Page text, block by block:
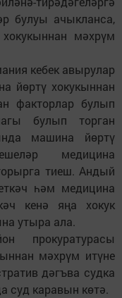
булуы ачыкланса,
мәхрүм
кебек авырулар
йөртү хокукыннан
факторлар булып
булып торган
машина йөртү
медицина
тиеш. Андый
һәм медицина
кенә яңа хокук
утыра ала.
прокуратурасы
мәхрүм итүне
дәгъва судка
суд каравын көтә.